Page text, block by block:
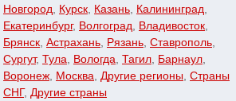
Новгород, Курск, Казань, Калининград,
Екатеринбург, Волгоград, Владивосток,
Брянск, Астрахань, Рязань, Ставрополь,
Сургут, Тула, Вологда, Тагил, Барнаул,
Воронеж, Москва, Другие регионы, Страны
СНГ, Другие страны